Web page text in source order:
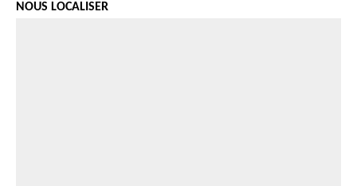
NOUS LOCALISER